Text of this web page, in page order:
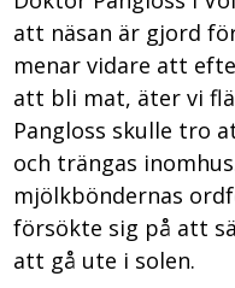
att näsan är gjord
menar vidare att
att bli mat, äter vi
Pangloss skulle tro
och trängas
mjölkböndernas
försökte sig på att
att gå ute i solen.